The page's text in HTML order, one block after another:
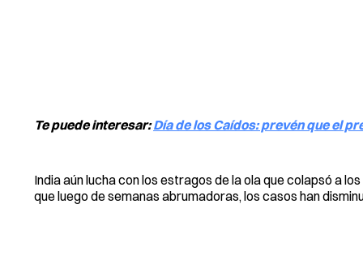
Te puede interesar:Día de los Caídos: prevén que el
India aún lucha con los estragos de la ola que colapsó a
que luego de semanas abrumadoras, los casos han